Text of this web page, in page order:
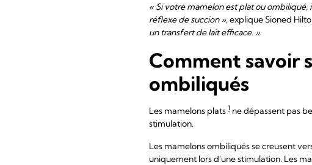
« Si votre mamelon est plat ou
réflexe de succion », explique Sioned
un transfert de lait efficace. »
Comment savoir
ombiliqués
Les mamelons plats 1 ne dépassent pas
stimulation.
Les mamelons ombiliqués se creusent
uniquement lors d'une stimulation. Les